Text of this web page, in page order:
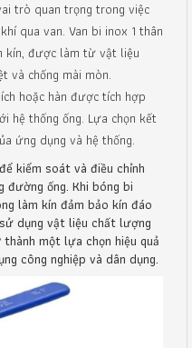
trò quan trọng trong việc
qua van. Van bi inox 1 thân
kín, được làm từ vật liệu
và chống mài mòn.
hoặc hàn được tích hợp
hệ thống ống. Lựa chọn kết
ứng dụng và hệ thống.
kiểm soát và điều chỉnh
ống. Khi bóng bi
làm kín đảm bảo kín đáo
dụng vật liệu chất lượng
một lựa chọn hiệu quả
công nghiệp và dân dụng.